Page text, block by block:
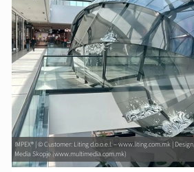
IMPEX® | © Customer: Liting d.o.o.e.l. – www.liting.com.mk |
Media Skopje (www.multimedia.com.mk)